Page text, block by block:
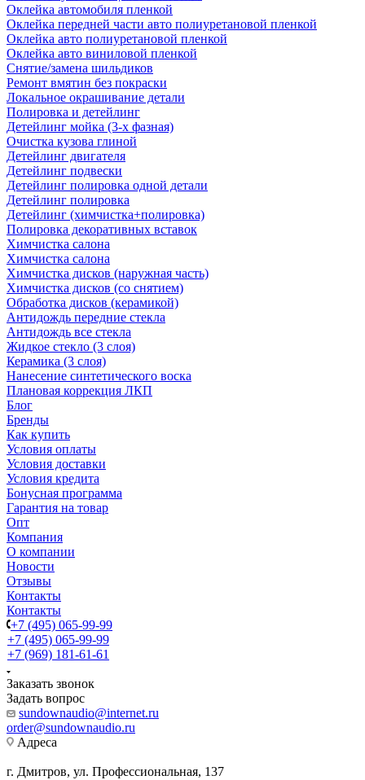
Оклейка автомобиля пленкой
Оклейка передней части авто полиуретановой пленкой
Оклейка авто полиуретановой пленкой
Оклейка авто виниловой пленкой
Снятие/замена шильдиков
Ремонт вмятин без покраски
Локальное окрашивание детали
Полировка и детейлинг
Детейлинг мойка (3-х фазная)
Очистка кузова глиной
Детейлинг двигателя
Детейлинг подвески
Детейлинг полировка одной детали
Детейлинг полировка
Детейлинг (химчистка+полировка)
Полировка декоративных вставок
Химчистка салона
Химчистка салона
Химчистка дисков (наружная часть)
Химчистка дисков (со снятием)
Обработка дисков (керамикой)
Антидождь передние стекла
Антидождь все стекла
Жидкое стекло (3 слоя)
Керамика (3 слоя)
Нанесение синтетического воска
Плановая коррекция ЛКП
Блог
Бренды
Как купить
Условия оплаты
Условия доставки
Условия кредита
Бонусная программа
Гарантия на товар
Опт
Компания
О компании
Новости
Отзывы
Контакты
Контакты
+7 (495) 065-99-99
+7 (495) 065-99-99
+7 (969) 181-61-61
Заказать звонок
Задать вопрос
sundownaudio@internet.ru
order@sundownaudio.ru
Адреса
г. Дмитров, ул. Профессиональная, 137